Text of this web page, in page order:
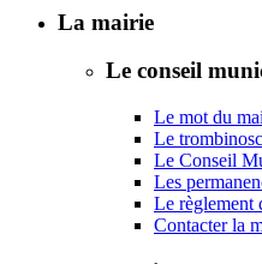
La mairie
Le conseil
Le mot du
Le
Le Conseil
Les
Le règlement
Contacter la